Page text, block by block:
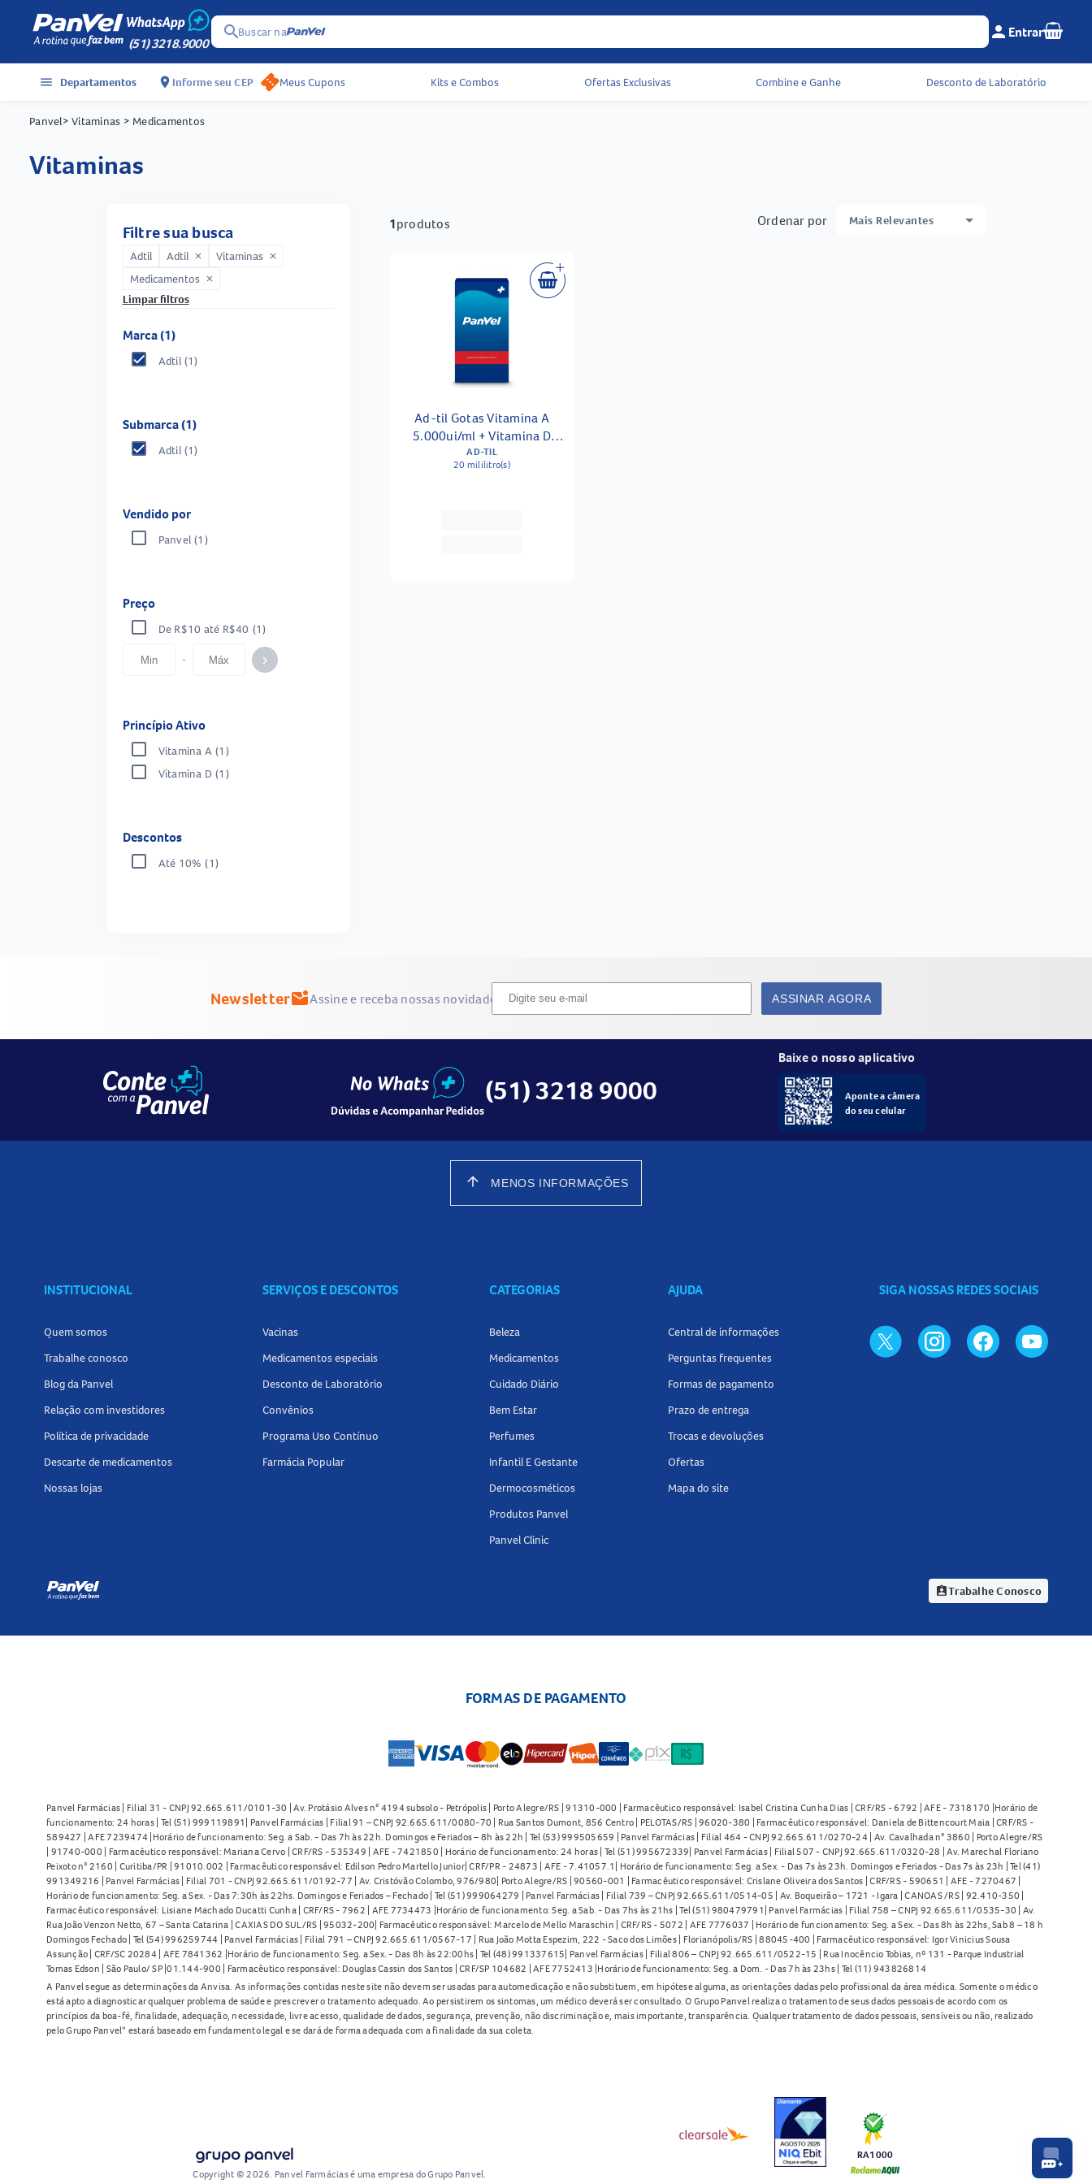
(51) 3218.9000
searchBuscar na Menu do cliente e
person Entrar Seu
Acessos rápidos do cabeçalho
menu Departamentos location_on Informe seu CEP Meus Cupons Kits e Combos Ofertas Exclusivas Combine e Ganhe Desconto de Laboratório
Panvel> Vitaminas > Medicamentos
vitaminas
Filtre sua busca
Adtil Adtil close Vitaminas close
Medicamentos close
Limpar filtros
Marca (1)
Adtil (1)
Submarca (1)
Adtil (1)
Vendido por
Panvel (1)
Preço
De R$10 até R$40 (1)
- keyboard_arrow_right
Princípio Ativo
Vitamina A (1)
Vitamina D (1)
Descontos
Até 10% (1)
1produtos Ordenar por Mais Relevantes
Ad-til Gotas Vitamina A
5.000ui/ml + Vitamina D
1000ui/ml Solução 20ml
AD-TIL
20 mililitro(s)
Newslettermark_email_unreadAssine e receba nossas novidades ASSINAR AGORA
(51) 3218 9000
Baixe o nosso aplicativo
Aponte a câmera
do seu celular
arrow_upward MENOS INFORMAÇÕES
INSTITUCIONAL
Quem somos
Trabalhe conosco
Blog da Panvel
Relação com investidores
Política de privacidade
Descarte de medicamentos
Nossas lojas
SERVIÇOS E DESCONTOS
Vacinas
Medicamentos especiais
Desconto de Laboratório
Convênios
Programa Uso Contínuo
Farmácia Popular
CATEGORIAS
Beleza
Medicamentos
Cuidado Diário
Bem Estar
Perfumes
Infantil E Gestante
Dermocosméticos
Produtos Panvel
Panvel Clinic
AJUDA
Central de informações
Perguntas frequentes
Formas de pagamento
Prazo de entrega
Trocas e devoluções
Ofertas
Mapa do site
SIGA NOSSAS REDES SOCIAIS
assignment_indTrabalhe Conosco
FORMAS DE PAGAMENTO
Panvel Farmácias | Filial 31 - CNPJ 92.665.611/0101-30 | Av. Protásio Alves n° 4194 subsolo - Petrópolis | Porto Alegre/RS | 91310-000 | Farmacêutico responsável: Isabel Cristina Cunha Dias | CRF/RS - 6792 | AFE - 7318170 |Horário de
funcionamento: 24 horas | Tel (51) 999119891| Panvel Farmácias | Filial 91 – CNPJ 92.665.611/0080-70 | Rua Santos Dumont, 856 Centro | PELOTAS/RS | 96020-380 | Farmacêutico responsável: Daniela de Bittencourt Maia | CRF/RS -
589427 | AFE 7239474 |Horário de funcionamento: Seg. a Sab. - Das 7h às 22h. Domingos e Feriados – 8h às 22h | Tel (53) 999505659 | Panvel Farmácias | Filial 464 - CNPJ 92.665.611/0270-24 | Av. Cavalhada n° 3860 | Porto Alegre/RS
| 91740-000 | Farmacêutico responsável: Mariana Cervo | CRF/RS - 535349 | AFE - 7421850 | Horário de funcionamento: 24 horas | Tel (51) 995672339| Panvel Farmácias | Filial 507 - CNPJ 92.665.611/0320-28 | Av. Marechal Floriano
Peixoto n° 2160 | Curitiba/PR | 91010.002 | Farmacêutico responsável: Edilson Pedro Martello Junior| CRF/PR - 24873 | AFE - 7.41057.1| Horário de funcionamento: Seg. a Sex. - Das 7s às 23h. Domingos e Feriados - Das 7s às 23h | Tel (41)
991349216 | Panvel Farmácias | Filial 701 - CNPJ 92.665.611/0192-77 | Av. Cristóvão Colombo, 976/980| Porto Alegre/RS | 90560-001 | Farmacêutico responsável: Crislane Oliveira dos Santos | CRF/RS - 590651 | AFE - 7270467 |
Horário de funcionamento: Seg. a Sex. - Das 7:30h às 22hs. Domingos e Feriados – Fechado | Tel (51) 999064279 | Panvel Farmácias | Filial 739 – CNPJ 92.665.611/0514-05 | Av. Boqueirão – 1721 - Igara | CANOAS /RS | 92.410-350 |
Farmacêutico responsável: Lisiane Machado Ducatti Cunha | CRF/RS - 7962 | AFE 7734473 |Horário de funcionamento: Seg. a Sab. - Das 7hs às 21hs | Tel (51) 980479791| Panvel Farmácias | Filial 758 – CNPJ 92.665.611/0535-30 | Av.
Rua João Venzon Netto, 67 – Santa Catarina | CAXIAS DO SUL/RS | 95032-200| Farmacêutico responsável: Marcelo de Mello Maraschin | CRF/RS - 5072 | AFE 7776037 | Horário de funcionamento: Seg. a Sex. - Das 8h às 22hs, Sab 8 – 18 h
Domingos Fechado | Tel (54) 996259744 | Panvel Farmácias | Filial 791 – CNPJ 92.665.611/0567-17 | Rua João Motta Espezim, 222 - Saco dos Limões | Florianópolis/RS | 88045-400 | Farmacêutico responsável: Igor Vinicius Sousa
Assunção | CRF/SC 20284 | AFE 7841362 |Horário de funcionamento: Seg. a Sex. - Das 8h às 22:00hs | Tel (48) 991337615| Panvel Farmácias | Filial 806 – CNPJ 92.665.611/0522-15 | Rua Inocêncio Tobias, nº 131 - Parque Industrial
Tomas Edson | São Paulo/ SP |01.144-900 | Farmacêutico responsável: Douglas Cassin dos Santos | CRF/SP 104682 | AFE 7752413 |Horário de funcionamento: Seg. a Dom. - Das 7h às 23hs | Tel (11) 943826814
A Panvel segue as determinações da Anvisa. As informações contidas neste site não devem ser usadas para automedicação e não substituem, em hipótese alguma, as orientações dadas pelo profissional da área médica. Somente o médico
está apto a diagnosticar qualquer problema de saúde e prescrever o tratamento adequado. Ao persistirem os sintomas, um médico deverá ser consultado. O Grupo Panvel realiza o tratamento de seus dados pessoais de acordo com os
princípios da boa-fé, finalidade, adequação, necessidade, livre acesso, qualidade de dados, segurança, prevenção, não discriminação e, mais importante, transparência. Qualquer tratamento de dados pessoais, sensíveis ou não, realizado
pelo Grupo Panvel* estará baseado em fundamento legal e se dará de forma adequada com a finalidade da sua coleta.
Copyright © 2026. Panvel Farmácias é uma empresa do Grupo Panvel.
RA1000